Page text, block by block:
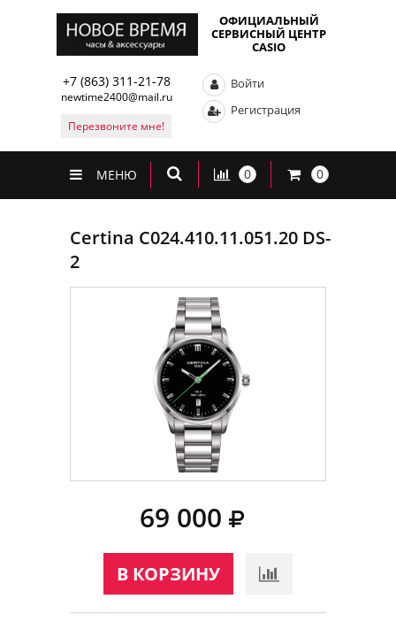
ОФИЦИАЛЬНЫЙ
СЕРВИСНЫЙ ЦЕНТР
CASIO
+7 (863) 311-21-78
newtime2400@mail.ru
Перезвоните мне!
Войти
Регистрация
МЕНЮ 0 0
Certina C024.410.11.051.20 DS-
2
69 000
В КОРЗИНУ